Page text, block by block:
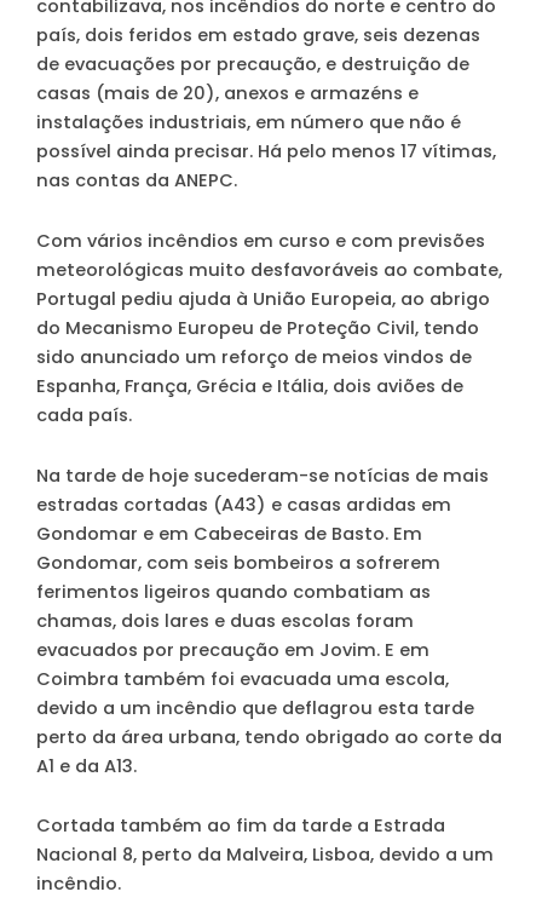
contabilizava, nos incêndios do norte e centro do
país, dois feridos em estado grave, seis dezenas
de evacuações por precaução, e destruição de
casas (mais de 20), anexos e armazéns e
instalações industriais, em número que não é
possível ainda precisar. Há pelo menos 17 vítimas,
nas contas da ANEPC.
Com vários incêndios em curso e com previsões
meteorológicas muito desfavoráveis ao combate,
Portugal pediu ajuda à União Europeia, ao abrigo
do Mecanismo Europeu de Proteção Civil, tendo
sido anunciado um reforço de meios vindos de
Espanha, França, Grécia e Itália, dois aviões de
cada país.
Na tarde de hoje sucederam-se notícias de mais
estradas cortadas (A43) e casas ardidas em
Gondomar e em Cabeceiras de Basto. Em
Gondomar, com seis bombeiros a sofrerem
ferimentos ligeiros quando combatiam as
chamas, dois lares e duas escolas foram
evacuados por precaução em Jovim. E em
Coimbra também foi evacuada uma escola,
devido a um incêndio que deflagrou esta tarde
perto da área urbana, tendo obrigado ao corte da
A1 e da A13.
Cortada também ao fim da tarde a Estrada
Nacional 8, perto da Malveira, Lisboa, devido a um
incêndio.